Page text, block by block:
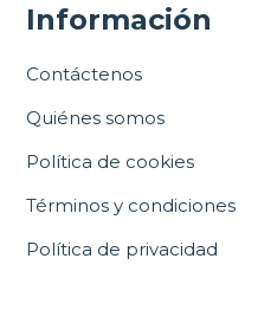
Información
Contáctenos
Quiénes somos
Política de cookies
Términos y condiciones
Política de privacidad